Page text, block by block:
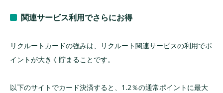
関連サービス利用でさらにお得
リクルートカードの強みは、リクルート関連サービスの利用でポ
イントが大きく貯まることです。
以下のサイトでカード決済すると、1.2％の通常ポイントに最大